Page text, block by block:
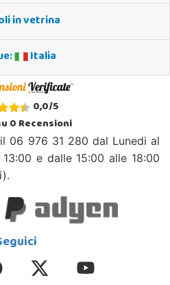
in vetrina
Italia
0,0/5
0Recensioni
06 976 31 280 dal Lunedi al
e dalle 15:00 alle 18:00